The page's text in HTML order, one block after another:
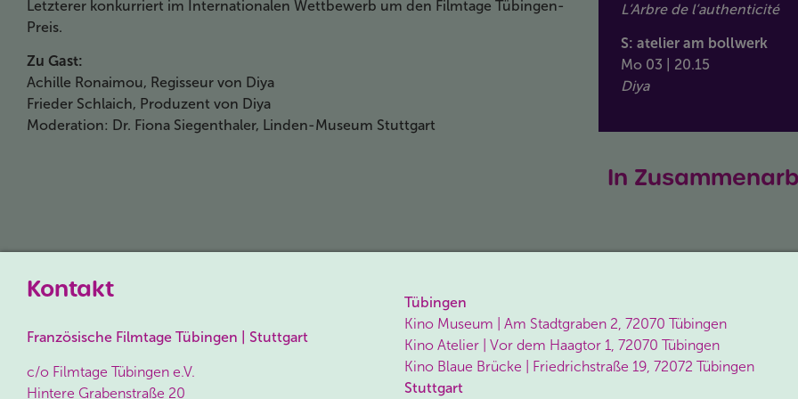
Letzterer konkurriert im Internationalen Wettbewerb um den Filmtage Tübingen-
Preis.
Zu Gast:
Achille Ronaimou, Regisseur von Diya
Frieder Schlaich, Produzent von Diya
Moderation: Dr. Fiona Siegenthaler, Linden-Museum Stuttgart
L‘Arbre de l‘authenticité
S: atelier am bollwerk
Mo 03 | 20.15
Diya
In
Kontakt
Französische Filmtage Tübingen | Stuttgart
c/o Filmtage Tübingen e.V.
Hintere Grabenstraße 20
Tübingen
Kino Museum | Am Stadtgraben 2, 72070 Tübingen
Kino Atelier | Vor dem Haagtor 1, 72070 Tübingen
Kino Blaue Brücke | Friedrichstraße 19, 72072 Tübingen
Stuttgart